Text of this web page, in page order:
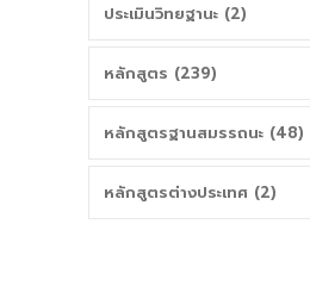
ประเมินวิทยฐานะ (2)
หลักสูตร (239)
หลักสูตรฐานสมรรถนะ (48)
หลักสูตรต่างประเทศ (2)